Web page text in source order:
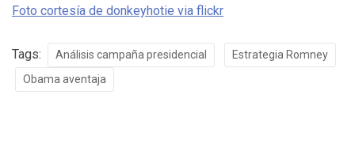
Foto cortesía de donkeyhotie via flickr
Tags: Análisis campaña presidencial
Estrategia Romney
Obama aventaja